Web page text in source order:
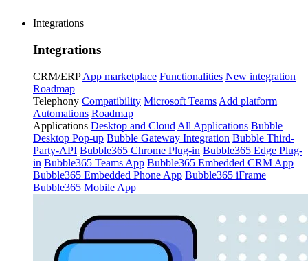
Integrations
Integrations
CRM/ERP App marketplace Functionalities New integration
Roadmap
Telephony Compatibility Microsoft Teams Add platform
Automations Roadmap
Applications Desktop and Cloud All Applications Bubble
Desktop Pop-up Bubble Gateway Integration Bubble Third-
Party-API Bubble365 Chrome Plug-in Bubble365 Edge Plug-
in Bubble365 Teams App Bubble365 Embedded CRM App
Bubble365 Embedded Phone App Bubble365 iFrame
Bubble365 Mobile App